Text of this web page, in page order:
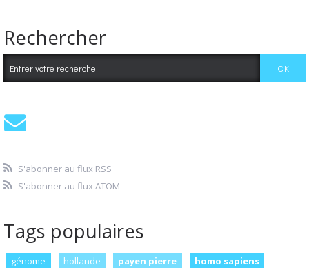
Rechercher
S'abonner au flux RSS
S'abonner au flux ATOM
Tags populaires
génome hollande payen pierre
homo sapiens